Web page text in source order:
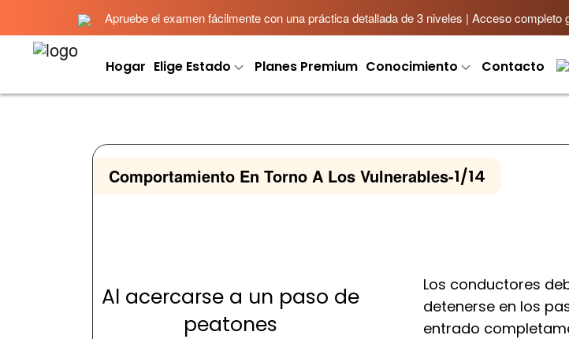
Apruebe el examen fácilmente con una práctica detallada de 3 niveles | Acceso completo
Hogar Elige Estado Planes Premium Conocimiento Contacto
Comportamiento En Torno A Los Vulnerables-1/14
Al acercarse a un paso de
peatones
Los conductores
detenerse en los
entrado